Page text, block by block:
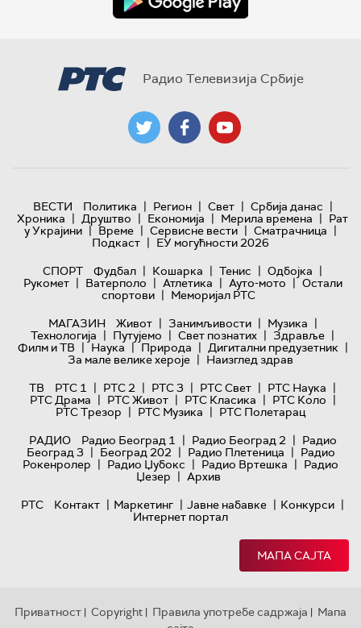
Радио Телевизија Србије
ВЕСТИ Политика | Регион | Свет | Србија данас |
Хроника | Друштво | Економија | Мерила времена | Рат
у Украјини | Време | Сервисне вести | Сматрачница |
Подкаст | ЕУ могућности 2026
СПОРТ
Фудбал | Кошарка | Тенис | Одбојка |
Рукомет | Ватерполо | Атлетика | Ауто-мото | Остали
спортови | Меморијал РТС
МАГАЗИН
Живот | Занимљивости | Музика |
Технологијa | Путујемо | Свет познатих | Здравље |
Филм и ТВ | Наука | Природа | Дигитални предузетник |
За мале велике хероје | Наизглед здрав
ТВ
РТС 1 | РТС 2 | РТС 3 | РТС Свет | РТС Наука |
РТС Драма | РТС Живот | РТС Класика | РТС Коло |
РТС Трезор | РТС Музика | РТС Полетарац
РАДИО
Радио Београд 1 | Радио Београд 2 | Радио
Београд 3 | Београд 202 | Радио Плетеница | Радио
Рокенролер | Радио Џубокс | Радио Вртешка | Радио
Џезер | Архив
РТС
Контакт | Маркетинг | Јавне набавке | Конкурси |
Интернет портал
МАПА САЈТА
Приватност | Copyright | Правила употребе садржаја | Мапа